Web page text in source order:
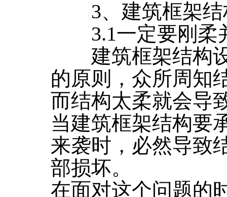
3、建筑框架结
3.1一定要刚柔
建筑框架结构设
的原则，众所周知
而结构太柔就会导
当建筑框架结构要
来袭时，必然导致
部损坏。
在面对这个问题的